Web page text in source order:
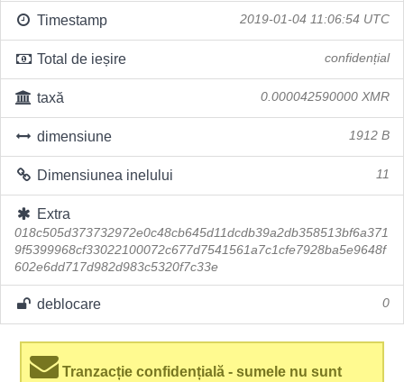
Timestamp 2019-01-04 11:06:54 UTC
Total de ieșire confidențial
taxă 0.000042590000 XMR
dimensiune 1912 B
Dimensiunea inelului 11
Extra
018c505d373732972e0c48cb645d11dcdb39a2db358513bf6a371
9f5399968cf33022100072c677d7541561a7c1cfe7928ba5e9648f
602e6dd717d982d983c5320f7c33e
deblocare 0
Tranzacție confidențială - sumele nu sunt